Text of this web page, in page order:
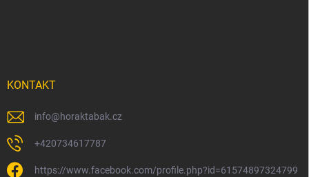
KONTAKT
info@horaktabak.cz
+420734617787
https://www.facebook.com/profile.php?id=61574897324799